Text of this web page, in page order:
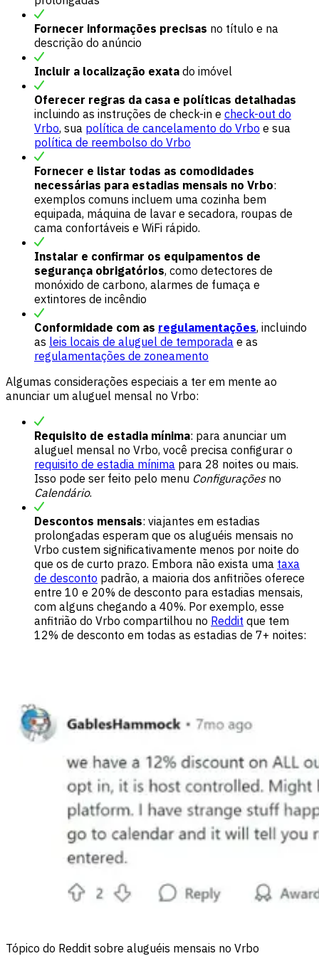
Fornecer informações precisas no título e na
descrição do anúncio
Incluir a localização exata do imóvel
Oferecer regras da casa e políticas detalhadas
incluindo as instruções de check-in e check-out do
Vrbo, sua política de cancelamento do Vrbo e sua
política de reembolso do Vrbo
Fornecer e listar todas as comodidades
necessárias para estadias mensais no Vrbo:
exemplos comuns incluem uma cozinha bem
equipada, máquina de lavar e secadora, roupas de
cama confortáveis e WiFi rápido.
Instalar e confirmar os equipamentos de
segurança obrigatórios, como detectores de
monóxido de carbono, alarmes de fumaça e
extintores de incêndio
Conformidade com as regulamentações, incluindo
as leis locais de aluguel de temporada e as
regulamentações de zoneamento
Algumas considerações especiais a ter em mente ao
anunciar um aluguel mensal no Vrbo:
Requisito de estadia mínima: para anunciar um
aluguel mensal no Vrbo, você precisa configurar o
requisito de estadia mínima para 28 noites ou mais.
Isso pode ser feito pelo menu Configuraçõesno
Calendário.
Descontos mensais: viajantes em estadias
prolongadas esperam que os aluguéis mensais no
Vrbo custem significativamente menos por noite do
que os de curto prazo. Embora não exista uma taxa
de desconto padrão, a maioria dos anfitriões oferece
entre 10 e 20% de desconto para estadias mensais,
com alguns chegando a 40%. Por exemplo, esse
anfitrião do Vrbo compartilhou no Reddit que tem
12% de desconto em todas as estadias de 7+ noites:
Tópico do Reddit sobre aluguéis mensais no Vrbo